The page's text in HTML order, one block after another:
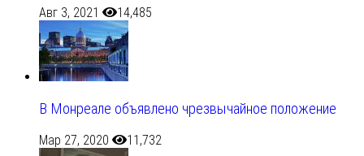
Авг 3, 2021 14,485
В Монреале объявлено чрезвычайное положение
Мар 27, 2020 11,732